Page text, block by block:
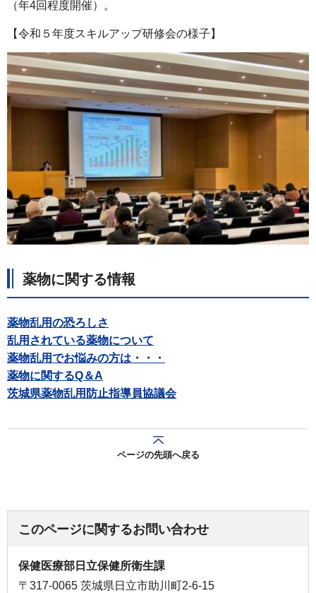
（年4回程度開催）。
【令和５年度スキルアップ研修会の様子】
薬物に関する情報
薬物乱用の恐ろしさ
乱用されている薬物について
薬物乱用でお悩みの方は・・・
薬物に関するQ＆A
茨城県薬物乱用防止指導員協議会
ページの先頭へ戻る
このページに関するお問い合わせ
保健医療部日立保健所衛生課
〒317-0065 茨城県日立市助川町2-6-15